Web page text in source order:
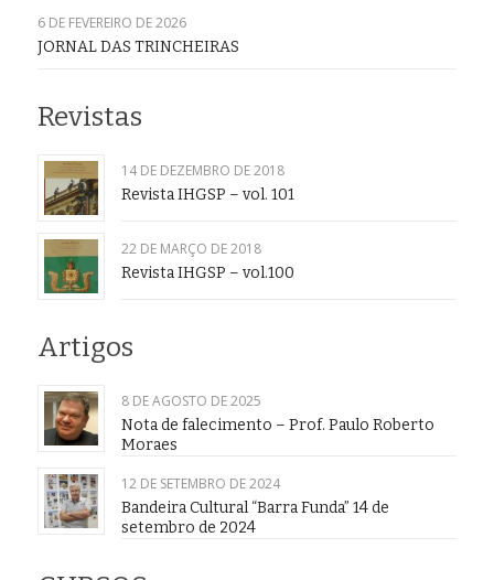
6 DE FEVEREIRO DE 2026
JORNAL DAS TRINCHEIRAS
Revistas
14 DE DEZEMBRO DE 2018
Revista IHGSP – vol. 101
22 DE MARÇO DE 2018
Revista IHGSP – vol.100
Artigos
8 DE AGOSTO DE 2025
Nota de falecimento – Prof. Paulo Roberto
Moraes
12 DE SETEMBRO DE 2024
Bandeira Cultural “Barra Funda” 14 de
setembro de 2024